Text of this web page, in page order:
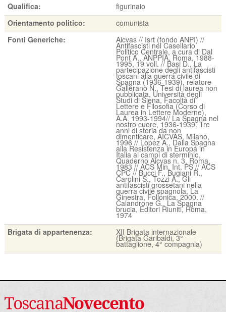
Qualifica:
figurinaio
Orientamento politico:
comunista
Fonti Generiche:
Aicvas // Isrt (fondo ANPI) //
Antifascisti nel Casellario
Politico Centrale, a cura di Dal
Pont A., ANPPIA, Roma, 1988-
1995, 19 voll. // Basi D., La
partecipazione degli antifascisti
toscani alla guerra civile di
Spagna (1936-1939), relatore
Gallerano N., Tesi di laurea non
pubblicata, Università degli
Studi di Siena, Facoltà di
Lettere e Filosofia (Corso di
Laurea in Lettere Moderne),
A.A. 1993-1994// La Spagna nel
nostro cuore, 1936-1939. Tre
anni di storia da non
dimenticare, AICVAS, Milano,
1996 // Lopez A., Dalla Spagna
alla Resistenza in Europa in
Italia ai campi di sterminio,
Quaderno Aicvas n. 3, Roma,
1983 // ACS Min. Int. PS // ACS
CPC // Bucci F., Bugiani R.,
Carolini S., Tozzi A., Gli
antifascisti grossetani nella
guerra civile spagnola, La
Ginestra, Follonica, 2000. //
Calandrone G., La Spagna
brucia, Editori Riuniti, Roma,
1974
Brigata di appartenenza:
XII Brigata internazionale
(Brigata Garibaldi, 3°
battaglione, 4° compagnia)